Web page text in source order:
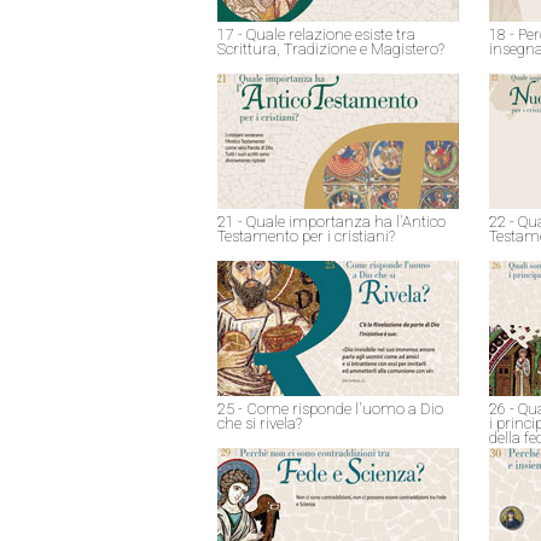
17 - Quale relazione esiste tra
Scrittura, Tradizione e Magistero?
18 -
21 - Quale importanza ha l'Antico
Testamento per i cristiani?
22 -
25 - Come risponde l'uomo a Dio
che si rivela?
26 -
i
della